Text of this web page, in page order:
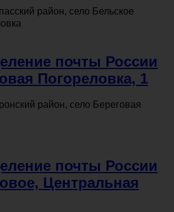
район, село Бельское
почты России
Погореловка, 1
район, село Береговая
почты России
Центральная